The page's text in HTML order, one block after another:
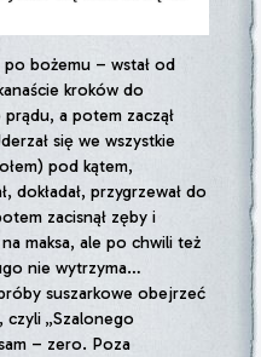
bożemu – wstał od
kroków do
prądu, a potem zaczął
się we wszystkie
pod kątem,
dokładał, przygrzewał do
zacisnął zęby i
maksa, ale po chwili też
nie wytrzyma…
suszarkowe obejrzeć
czyli „Szalonego
– zero. Poza